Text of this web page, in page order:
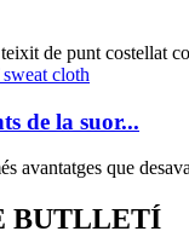
de punt costellat
de la suor...
avantatges que
BUTLLETÍ